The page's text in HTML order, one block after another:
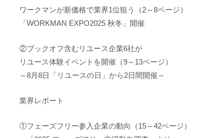
ワークマンが新価格で業界1位狙う（2～8ページ）
「WORKMAN EXPO2025 秋冬」開催
②ブックオフ含むリユース企業6社が
リユース体験イベントを開催（9～13ページ）
～8月8日「リユースの日」から2日間開催～
業界レポート
①フェーズフリー参入企業の動向（15～42ページ）